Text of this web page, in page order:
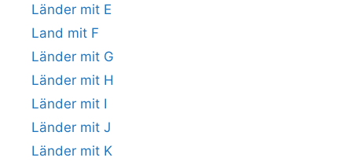
Länder mit E
Land mit F
Länder mit G
Länder mit H
Länder mit I
Länder mit J
Länder mit K